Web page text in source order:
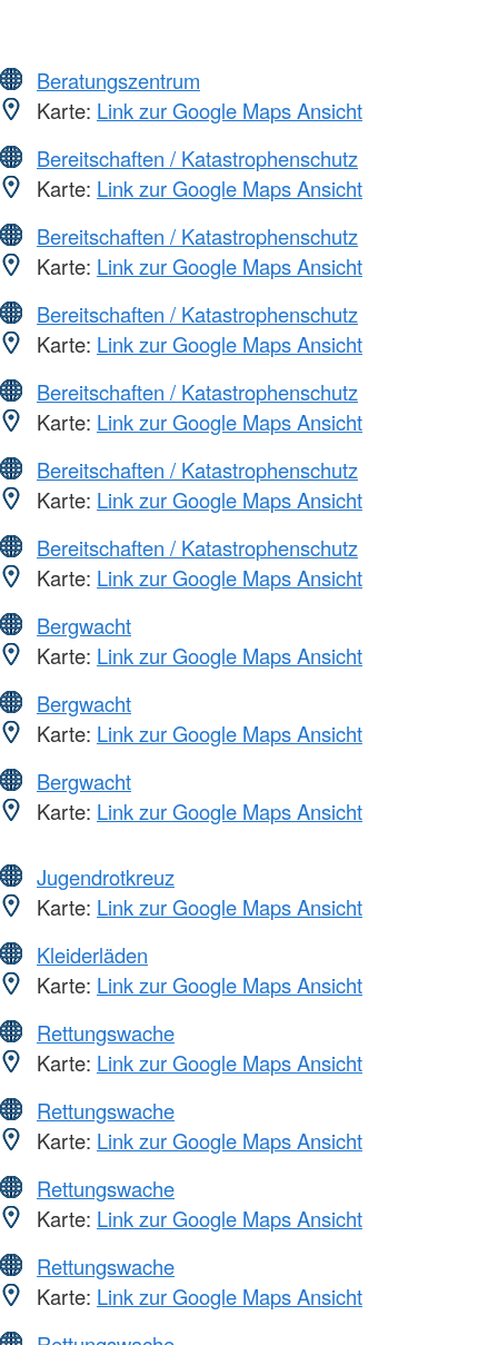
Beratungszentrum
Karte: Link zur Google Maps Ansicht
Bereitschaften / Katastrophenschutz
Karte: Link zur Google Maps Ansicht
Bereitschaften / Katastrophenschutz
Karte: Link zur Google Maps Ansicht
Bereitschaften / Katastrophenschutz
Karte: Link zur Google Maps Ansicht
Bereitschaften / Katastrophenschutz
Karte: Link zur Google Maps Ansicht
Bereitschaften / Katastrophenschutz
Karte: Link zur Google Maps Ansicht
Bereitschaften / Katastrophenschutz
Karte: Link zur Google Maps Ansicht
Bergwacht
Karte: Link zur Google Maps Ansicht
Bergwacht
Karte: Link zur Google Maps Ansicht
Bergwacht
Karte: Link zur Google Maps Ansicht
Jugendrotkreuz
Karte: Link zur Google Maps Ansicht
Kleiderläden
Karte: Link zur Google Maps Ansicht
Rettungswache
Karte: Link zur Google Maps Ansicht
Rettungswache
Karte: Link zur Google Maps Ansicht
Rettungswache
Karte: Link zur Google Maps Ansicht
Rettungswache
Karte: Link zur Google Maps Ansicht